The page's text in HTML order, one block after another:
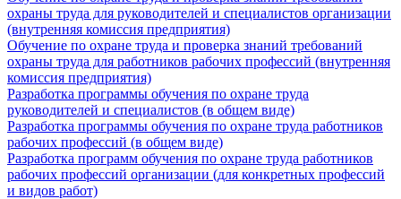
охраны труда для руководителей и специалистов организации
(внутренняя комиссия предприятия)
Обучение по охране труда и проверка знаний требований
охраны труда для работников рабочих профессий (внутренняя
комиссия предприятия)
Разработка программы обучения по охране труда
руководителей и специалистов (в общем виде)
Разработка программы обучения по охране труда работников
рабочих профессий (в общем виде)
Разработка программ обучения по охране труда работников
рабочих профессий организации (для конкретных профессий
и видов работ)